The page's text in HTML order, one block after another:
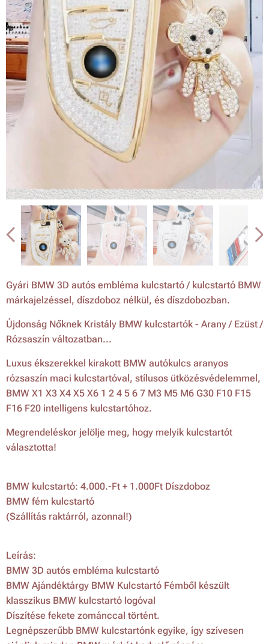
Gyári BMW 3D autós embléma kulcstartó / kulcstartó BMW
márkajelzéssel, díszdoboz nélkül, és díszdobozban.
Újdonság Nőknek Kristály BMW kulcstartók - Arany / Ezüst /
Rózsaszín változatban...
Luxus ékszerekkel kirakott BMW autókulcs aranyos
rózsaszín maci kulcstartóval, stílusos ütközésvédelemmel,
BMW X1 X3 X4 X5 X6 1 2 4 5 6 7 M3 M5 M6 G30 F10 F15
F16 F20 intelligens kulcstartóhoz.
Megrendeléskor jelölje meg, hogy melyik kulcstartót
választotta!
BMW kulcstartó: 4.000.-Ft + 1.000Ft Díszdoboz
BMW fém kulcstartó
(Szállítás raktárról, azonnal!)
Leírás:
BMW 3D autós embléma kulcstartó
BMW Ajándéktárgy BMW Kulcstartó Fémből készült
klasszikus BMW kulcstartó logóval
Díszítése fekete zománccal történt.
Legnépszerűbb BMW kulcstartónk egyike, így szívesen